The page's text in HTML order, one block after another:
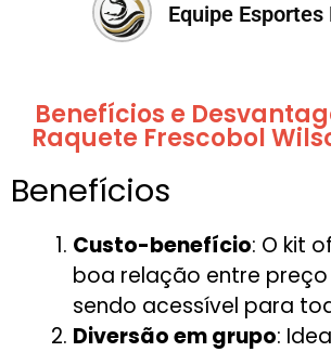
Equipe Esportes
Benefícios e
Raquete Frescobol
Benefícios
Custo-benefício: O kit
boa relação entre
sendo acessível para
Diversão em grupo: